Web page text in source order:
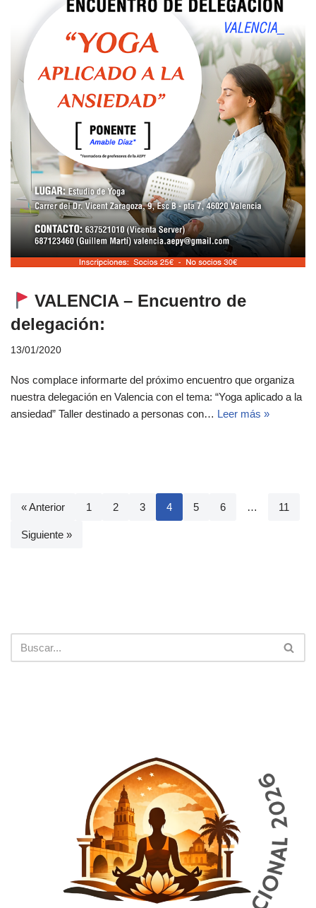
VALENCIA – Encuentro de
delegación:
13/01/2020
Nos complace informarte del próximo encuentro que organiza
nuestra delegación en Valencia con el tema: “Yoga aplicado a la
ansiedad” Taller destinado a personas con… Leer más »
« Anterior 1 2 3 4 5 6 … 11
Siguiente »